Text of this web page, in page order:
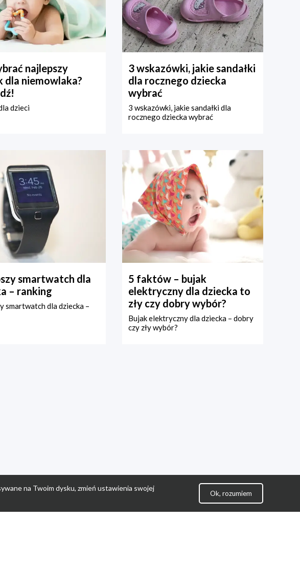
najlepszy
dla niemowlaka?
dzieci
3 wskazówki, jakie sandałki
dla rocznego dziecka
wybrać
3 wskazówki, jakie sandałki dla
rocznego dziecka wybrać
smartwatch dla
– ranking
smartwatch dla dziecka –
5 faktów – bujak
elektryczny dla dziecka to
zły czy dobry wybór?
Bujak elektryczny dla dziecka – dobry
czy zły wybór?
na Twoim dysku, zmień ustawienia swojej
Ok, rozumiem